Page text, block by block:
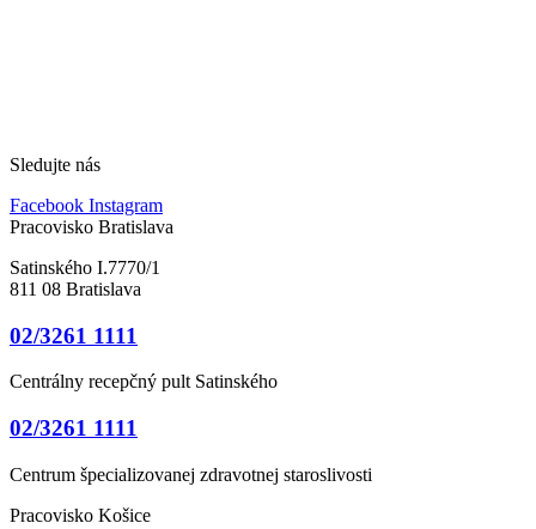
Sledujte nás
Facebook Instagram
Pracovisko Bratislava
Satinského I.7770/1
811 08 Bratislava
02/3261 1111
Centrálny recepčný pult Satinského
02/3261 1111
Centrum špecializovanej zdravotnej staroslivosti
Pracovisko Košice